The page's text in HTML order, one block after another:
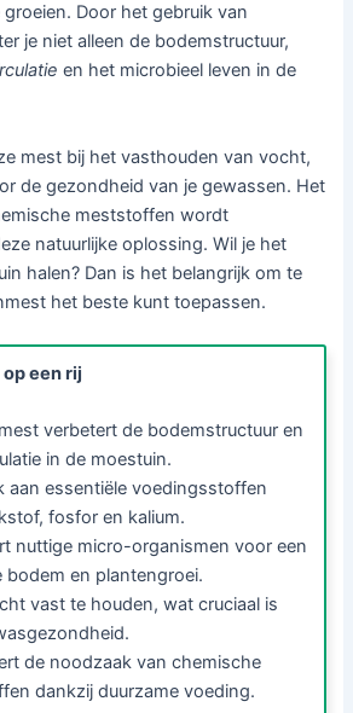
Door het gebruik van
je niet alleen de bodemstructuur,
en het microbieel leven in de
mest bij het vasthouden van vocht,
de gezondheid van je gewassen. Het
meststoffen wordt
natuurlijke oplossing. Wil je het
halen? Dan is het belangrijk om te
het beste kunt toepassen.
een rij
verbetert de bodemstructuur en
in de moestuin.
aan essentiële voedingsstoffen
fosfor en kalium.
nuttige micro-organismen voor een
bodem en plantengroei.
vast te houden, wat cruciaal is
de noodzaak van chemische
dankzij duurzame voeding.